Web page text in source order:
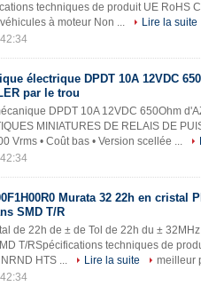
techniques de produit UE RoHS
à moteur Non ...
Lire la suite
électrique DPDT 10A 12VDC
par le trou
DPDT 10A 12VDC 650Ohm
MINIATURES DE RELAIS DE
Vrms • Coût bas • Version scellée ...
Murata 32 22h en cristal
SMD T/R
de 22h de ± de Tol de 22h du ±
T/RSpécifications techniques de
HTS ...
Lire la suite
meilleur